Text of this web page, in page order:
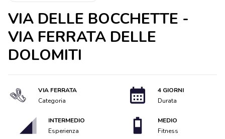
VIA DELLE BOCCHETTE -
VIA FERRATA DELLE
DOLOMITI
VIA FERRATA
Categoria
4 GIORNI
Durata
INTERMEDIO
Esperienza
MEDIO
Fitness